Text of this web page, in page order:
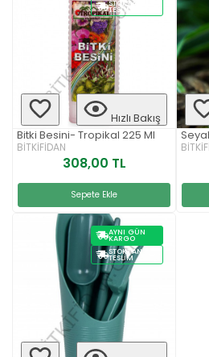
STOKTAN
TESLIM
Hızlı Bakış
Bitki Besini- Tropikal 225 Ml
BİTKİFİDAN
308,00 TL
Sepete Ekle
AYNI GÜN
KARGO
STOKTAN
TESLIM